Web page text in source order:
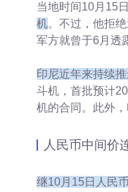
当地时间10月15日
机。不过，他拒
军方就曾于6月透
印尼近年来持续
斗机，首批预计
机的合同。此外
人民币中间价
继10月15日人民